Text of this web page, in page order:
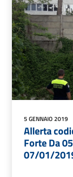
5 GENNAIO 2019
Allerta
Forte Da
07/01/